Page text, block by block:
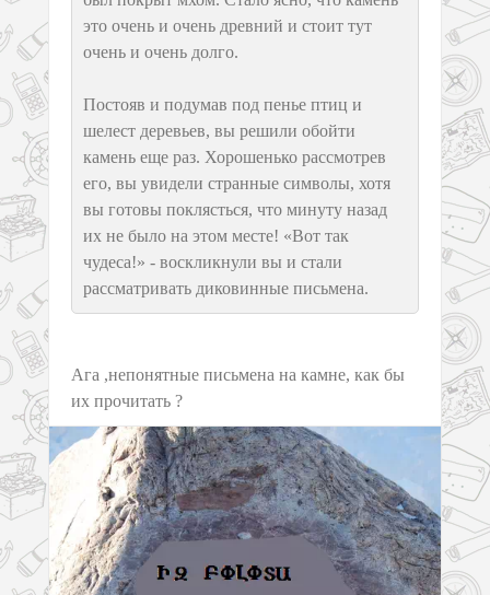
это очень и очень древний и стоит тут
очень и очень долго.
Постояв и подумав под пенье птиц и
шелест деревьев, вы решили обойти
камень еще раз. Хорошенько рассмотрев
его, вы увидели странные символы, хотя
вы готовы поклясться, что минуту назад
их не было на этом месте! «Вот так
чудеса!» - воскликнули вы и стали
рассматривать диковинные письмена.
Ага ,непонятные письмена на камне, как бы
их прочитать ?